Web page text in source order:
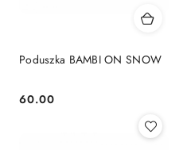
Poduszka BAMBI ON SNOW
Cena:
60.00